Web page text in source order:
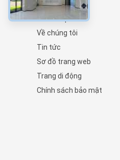
Nhà
Các sản phẩm
Về chúng tôi
Tin tức
Sơ đồ trang web
Trang di động
Chính sách bảo mật